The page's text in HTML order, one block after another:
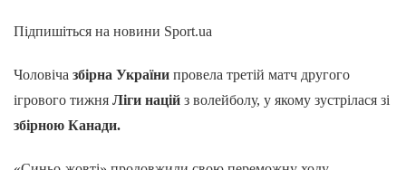
Підпишіться на новини Sport.ua
Чоловіча збірна України провела третій матч другого
ігрового тижня Ліги націй з волейболу, у якому зустрілася зі
збірною Канади.